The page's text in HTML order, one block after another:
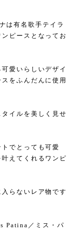
は有名歌手テイラ
ピースとなってお
愛いらしいデザイ
をふんだんに使用
イルを美しく見せ
でとっても可愛
えてくれるワンピ
らないレア物です
Patina／ミス・パ